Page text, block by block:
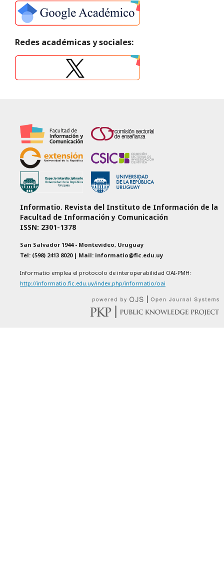
Redes académicas y sociales:
Informatio. Revista del Instituto de Información de la
Facultad de Información y Comunicación
ISSN: 2301-1378
San Salvador 1944 - Montevideo, Uruguay
Tel: (598) 2413 8020 | Mail: informatio@fic.edu.uy
Informatio emplea el protocolo de interoperabilidad OAI-PMH:
http://informatio.fic.edu.uy/index.php/informatio/oai